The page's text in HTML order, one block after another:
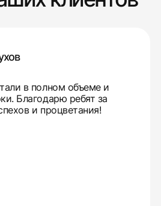
в полном объеме и
Благодарю ребят за
и процветания!